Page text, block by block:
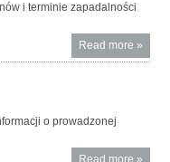
i terminie zapadalności
Read more About
»
o prowadzonej
Read more About
»